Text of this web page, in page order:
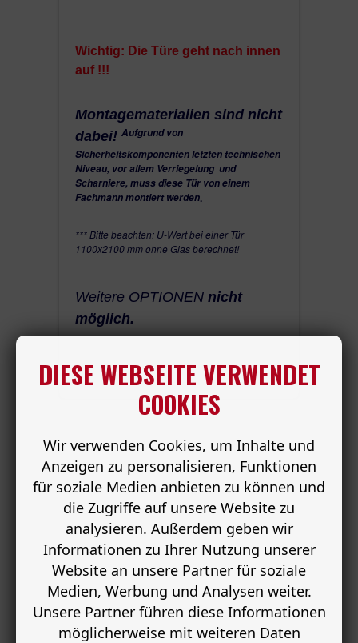
Wichtig: Die Türe geht nach innen
auf !!!
Montagematerialien sind nicht
dabei! Aufgrund von
Sicherheitskomponenten letzten technischen
Niveau, vor allem Verriegelung und
Scharniere, muss diese Tür von einem
Fachmann montiert werden.
*** Bitte beachten: U-Wert bei einer Tür
1100x2100 mm ohne Glas berechnet!
Weitere OPTIONEN nicht
möglich.
DIESE WEBSEITE VERWENDET
COOKIES
Wir verwenden Cookies, um Inhalte und
Anzeigen zu personalisieren, Funktionen
für soziale Medien anbieten zu können und
die Zugriffe auf unsere Website zu
analysieren. Außerdem geben wir
Informationen zu Ihrer Nutzung unserer
Website an unsere Partner für soziale
Medien, Werbung und Analysen weiter.
Unsere Partner führen diese Informationen
möglicherweise mit weiteren Daten